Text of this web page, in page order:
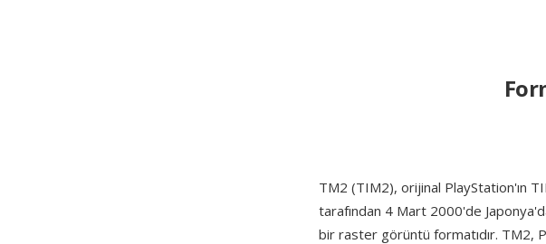
TM2 (TIM2), orijinal PlayStation'ın
tarafından 4 Mart 2000'de
bir raster görüntü formatıdır. TM2,